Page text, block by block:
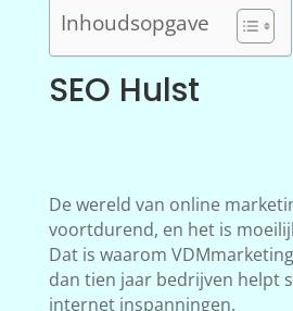
Inhoudsopgave
SEO Hulst
De wereld van online
voortdurend, en het is
Dat is waarom
dan tien jaar bedrijven helpt
internet inspanningen.